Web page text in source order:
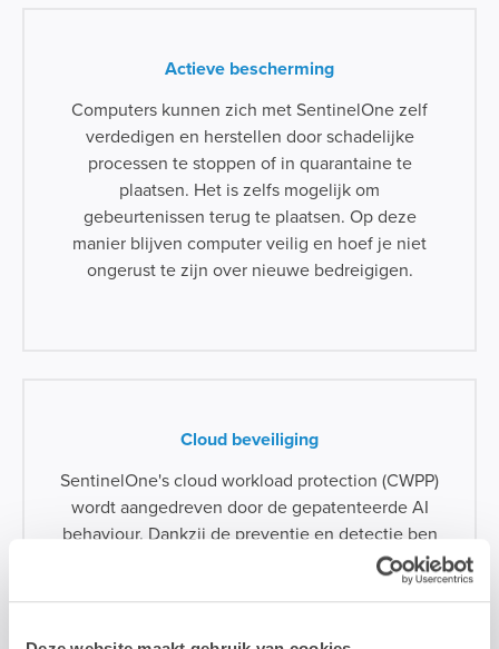
Actieve bescherming
Computers kunnen zich met SentinelOne zelf
verdedigen en herstellen door schadelijke
processen te stoppen of in quarantaine te
plaatsen. Het is zelfs mogelijk om
gebeurtenissen terug te plaatsen. Op deze
manier blijven computer veilig en hoef je niet
ongerust te zijn over nieuwe bedreigigen.
Cloud beveiliging
SentinelOne's cloud workload protection (CWPP)
wordt aangedreven door de gepatenteerde AI
behaviour. Dankzij de preventie en detectie ben
je gewapend tegen bedreigingen als live-
aanvallen in een applicatie of cloudomgeving.
herstelmogelijkheden in realtime kan je veilig